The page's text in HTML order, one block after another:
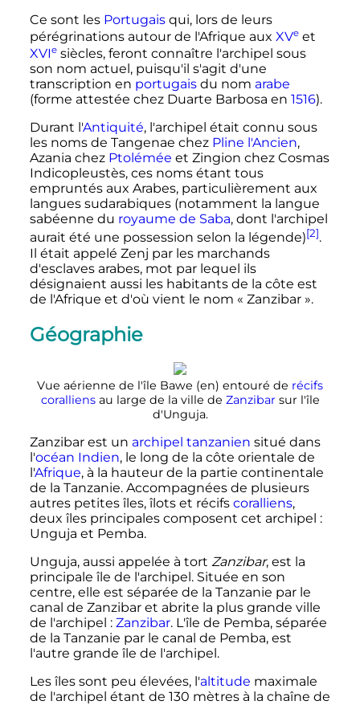
Ce sont les Portugaisqui, lors de leurs
pérégrinations autour de l'Afrique aux XVe et
XVIe siècles, feront connaître l'archipel sous
son nom actuel, puisqu'il s'agit d'une
transcription en portugaisdu nom arabe
(forme attestée chez Duarte Barbosa en 1516).
Durant l'Antiquité, l'archipel était connu sous
les noms de Tangenae chez Pline l'Ancien,
Azania chez Ptolémée et Zingion chez Cosmas
Indicopleustès, ces noms étant tous
empruntés aux Arabes, particulièrement aux
langues sudarabiques (notamment la langue
sabéenne du royaume de Saba, dont l'archipel
aurait été une possession selon la légende)[2].
Il était appelé Zenj par les marchands
d'esclaves arabes, mot par lequel ils
désignaient aussi les habitants de la côte est
de l'Afrique et d'où vient le nom « Zanzibar ».
Géographie
Vue aérienne de l'île Bawe (en) entouré de récifs
coralliensau large de la ville de Zanzibarsur l'île
d'Unguja.
Zanzibar est un archipel tanzanien situé dans
l'océan Indien, le long de la côte orientale de
l'Afrique, à la hauteur de la partie continentale
de la Tanzanie. Accompagnées de plusieurs
autres petites îles, îlots et récifs coralliens,
deux îles principales composent cet archipel :
Unguja et Pemba.
Unguja, aussi appelée à tort Zanzibar, est la
principale île de l'archipel. Située en son
centre, elle est séparée de la Tanzanie par le
canal de Zanzibar et abrite la plus grande ville
de l'archipel : Zanzibar. L'île de Pemba, séparée
de la Tanzanie par le canal de Pemba, est
l'autre grande île de l'archipel.
Les îles sont peu élevées, l'altitude maximale
de l'archipel étant de 130 mètres à la chaîne de